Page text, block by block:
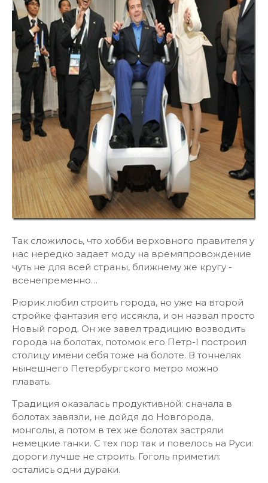
Так сложилось, что хобби верховного правителя у
нас нередко задает моду на времяпровождение
чуть не для всей страны, ближнему же кругу -
всенепременно…
Рюрик любил строить города, но уже на второй
стройке фантазия его иссякла, и он назвал просто
Новый город. Он же завел традицию возводить
города на болотах, потомок его Петр-I построил
столицу имени себя тоже на болоте. В тоннелях
нынешнего Петербургского метро можно
плавать.
Традиция оказалась продуктивной: сначала в
болотах завязли, не дойдя до Новгорода,
монголы, а потом в тех же болотах застряли
немецкие танки. С тех пор так и повелось на Руси:
дороги лучше не строить. Гоголь приметил:
остались одни дураки.